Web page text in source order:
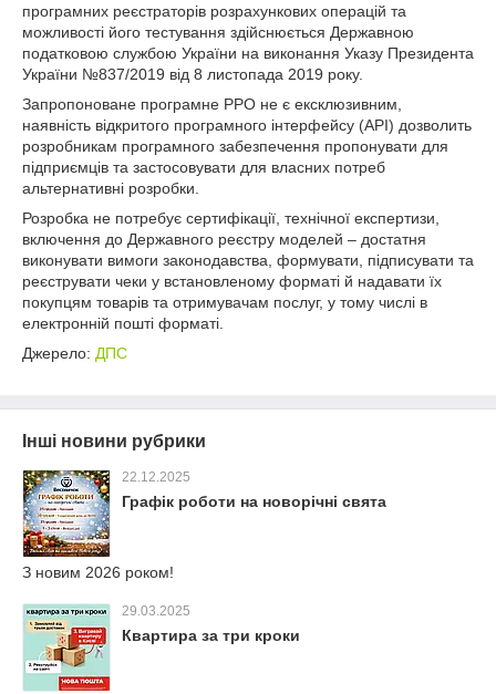
програмних реєстраторів розрахункових операцій та
можливості його тестування здійснюється Державною
податковою службою України на виконання Указу Президента
України №837/2019 від 8 листопада 2019 року.
Запропоноване програмне РРО не є ексклюзивним,
наявність відкритого програмного інтерфейсу (API) дозволить
розробникам програмного забезпечення пропонувати для
підприємців та застосовувати для власних потреб
альтернативні розробки.
Розробка не потребує сертифікації, технічної експертизи,
включення до Державного реєстру моделей – достатня
виконувати вимоги законодавства, формувати, підписувати та
реєструвати чеки у встановленому форматі й надавати їх
покупцям товарів та отримувачам послуг, у тому числі в
електронній пошті форматі.
Джерело: ДПС
Інші новини рубрики
22.12.2025
Графік роботи на новорічні свята
З новим 2026 роком!
29.03.2025
Квартира за три кроки